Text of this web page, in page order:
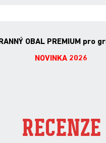
OBAL PREMIUM pro
NOVINKA 2026
RECENZE